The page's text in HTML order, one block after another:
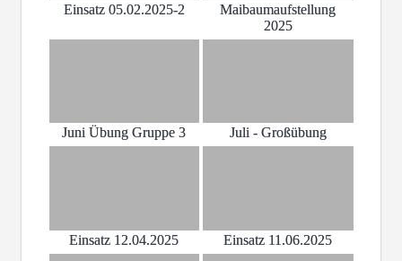
Einsatz 05.02.2025-2
Maibaumaufstellung
2025
Juni Übung Gruppe 3 Juli - Großübung
Einsatz 12.04.2025 Einsatz 11.06.2025